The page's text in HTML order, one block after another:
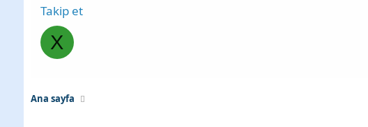
Takip et
X
Ana sayfa